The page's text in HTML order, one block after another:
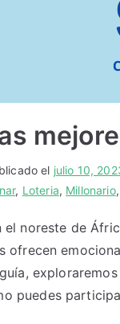
el julio 10,
, Loteria, Millonario,
el noreste de
ofrecen
puedes